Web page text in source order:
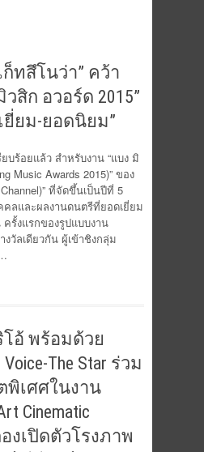
ทสึโนว่า” คว้า
วสิก อวอร์ด 2015”
ยี่ยม-ยอดนิยม”
บร้อยแล้ว สำหรับงาน “แบง มิ
Music Awards 2015)” ของ
ที่จัดขึ้นเป็นปีที่ 5
ลและผลงานดนตรีที่ยอดเยี่ยม
รั้งแรกของรูปแบบงาน
งวัลเดียวกัน ผู้เข้าชิงกลุ่ม
อ้ พร้อมด้วย
The Star ร่วม
พิเศศในงาน
Cinematic
องเปิดตัวโรงภาพ